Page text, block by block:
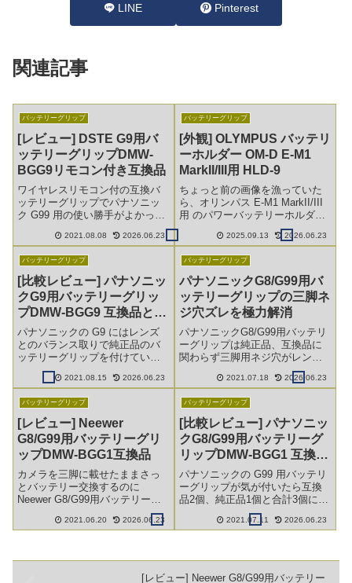
LINE Pinterest
関連記事
バッテリーグリップ
[レビュー] DSTE G9用バ
ッテリーグリップDMW-
BGG9リモコン付き互換品
ワイヤレスリモコン付の互換バ
ッテリーグリップでパナソニッ
ク G99 用の使い勝手がよかった
リモコンの見た目は同じなの
気になります。
2021.08.08 2026.06.23
バッテリーグリップ
[外観] OLYMPUS バッテリ
ーホルダー OM-D E-M1
MarkII/III用 HLD-9
ちょっと前の画像を漁っていた
ら、オリンパス E-M1 MarkII/III
用 のパワーバッテリーホルダー
HLD-9 の画像が出てきました。
画像を捨ててしまうのも勿体な
2025.09.13 2026.06.23
バッテリーグリップ
[比較レビュー] パナソニッ
クG9用バッテリーグリッ
プDMW-BGG9 互換品と純
正品
パナソニックの G9 にはレンズ
とのバランス取りで純正品のバ
ッテリーグリップを付けていま
すが、ワイヤレスリモコンが欲
しくなり、リモコン付き互換品
ので並べて比較してみます。
2021.08.15 2026.06.23
バッテリーグリップ
パナソニックG8/G99用バ
ッテリーグリップの三脚ネ
ジ穴ズレを極力解消
パナソニックG8/G99用バッテリ
ーグリップは純正品、互換品に
関わらず三脚用ネジ穴がレンズ
真下からずれて付いていて、愛
用しているベルボンの QRA-
いので他製品で極力解消に努め
てみます。
2021.07.18 2026.06.23
バッテリーグリップ
[レビュー] Neewer
G8/G99用バッテリーグリ
ップDMW-BGG1互換品
カメラを三脚に載せたままさっ
とバッテリー交換するのに
Neewer G8/G99用バッテリーグ
リップ DMW-BGG1 の互換品を
買ってみました。
2021.06.20 2026.06.23
バッテリーグリップ
[比較レビュー] パナソニッ
クG8/G99用バッテリーグ
リップDMW-BGG1 互換品
2つと純正品
パナソニックの G99 用バッテリ
ーグリップが気が付いたら互換
品2個、純正品1個と合計3個にな
ってしまったので、並べて比較
してみたいと思います。
2021.07.11 2026.06.23
[レビュー] Neewer G8/G99用バッテリー